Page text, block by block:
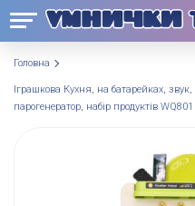
Головна
Іграшкова Кухня, на батарейках, звук,
парогенератор, набір продуктів